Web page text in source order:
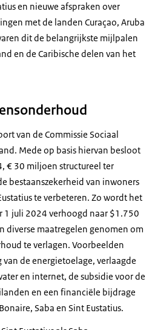
en nieuwe afspraken over
met de landen Curaçao, Aruba
dit de belangrijkste mijlpalen
en de Caribische delen van het
van de Commissie Sociaal
Mede op basis hiervan besloot
€ 30 miljoen structureel ter
bestaanszekerheid van inwoners
te verbeteren. Zo wordt het
juli 2024 verhoogd naar $1.750
diverse maatregelen genomen om
te verlagen. Voorbeelden
de energietoelage, verlaagde
en internet, de subsidie voor de
en een financiële bijdrage
Saba en Sint Eustatius.